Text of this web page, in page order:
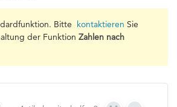
Bitte kontaktieren Sie
der Funktion Zahlen nach